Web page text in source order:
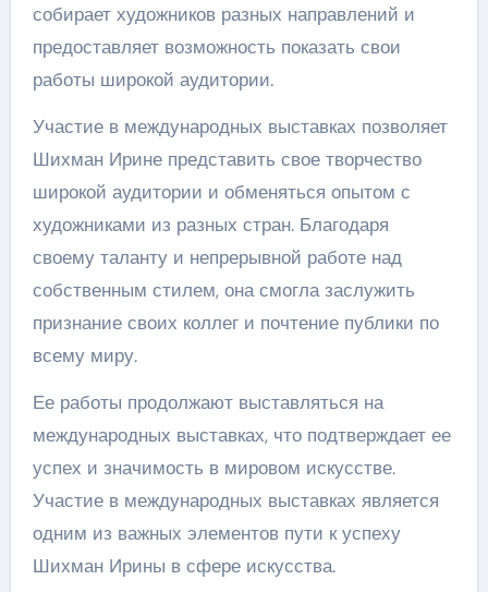
собирает художников разных направлений и
предоставляет возможность показать свои
работы широкой аудитории.
Участие в международных выставках позволяет
Шихман Ирине представить свое творчество
широкой аудитории и обменяться опытом с
художниками из разных стран. Благодаря
своему таланту и непрерывной работе над
собственным стилем, она смогла заслужить
признание своих коллег и почтение публики по
всему миру.
Ее работы продолжают выставляться на
международных выставках, что подтверждает ее
успех и значимость в мировом искусстве.
Участие в международных выставках является
одним из важных элементов пути к успеху
Шихман Ирины в сфере искусства.